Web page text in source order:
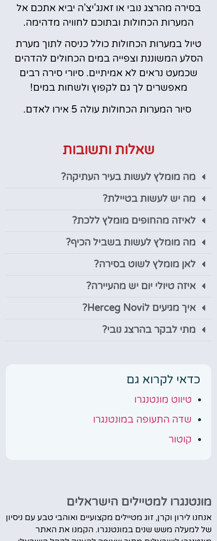
בסירה מהרצג נובי או זאנג'יצ'ה יביא אתכם אל
המערות הכחולות ובתוכם לחוויה מדהימה.
טיול במערות הכחולות כולל כניסה לתוך מערת
הסלע המשוננת וצפייה במים הכחולים להדהים
שכמעט נראים לא אמיתיים. סיורי סירה רבים
מאפשרים לך גם לקפוץ ולשחות במים!
סיור המערות הכחולות עולה 5 אירו לאדם.
שאלות ותשובות
מה מומלץ לעשות בעיר העתיקה?
מה יש לעשות בטיילת?
לאיזה מהחופים מומלץ ללכת?
מה מומלץ לעשות בשביל הכיף?
לאן מומלץ לשוט בסירה?
איזה טיולי יום יש מהעיירה?
איך מגיעים לHerceg Novi?
מתי לבקר בהרצג נובי?
כדאי לקרוא גם
טיווט מונטנגרו
שדה התעופה במונטנגרו
קוטור
מונטנגרו למטיילים הישראלים
אנחנו לירון וקרן, זוג מטיילים מקצועיים ואוהבי טבע עם ניסיון
של למעלה משש שנים במונטנגרו. הקמנו את האתר